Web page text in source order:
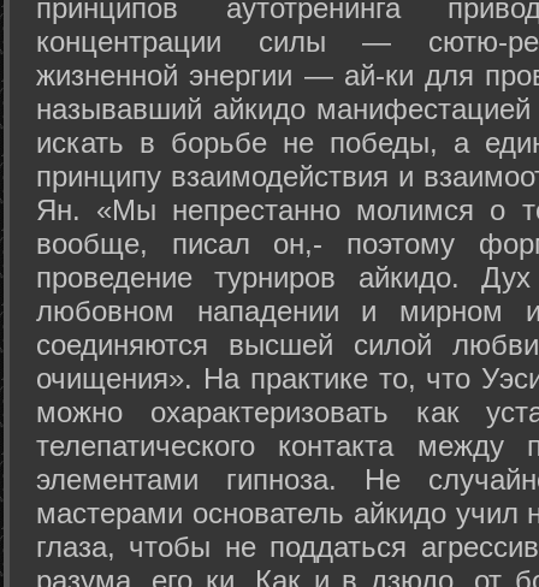
принципов аутотренинга
концентрации силы — сютю-
жизненной энергии — ай-ки для
называвший айкидо
искать в борьбе не победы, а
принципу взаимодействия и
Ян. «Мы непрестанно молимся о
вообще, писал он,- поэтому
проведение турниров айкидо.
любовном нападении и мирном
соединяются высшей силой
очищения». На практике то, что
можно охарактеризовать как
телепатического контакта между
элементами гипноза. Не
мастерами основатель айкидо учил
глаза, чтобы не поддаться
разума, его ки. Как и в дзюдо, от